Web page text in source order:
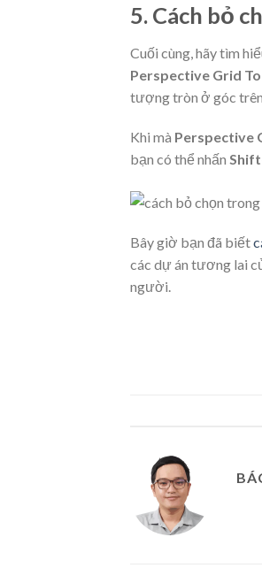
5. Cách bỏ
Cuối cùng, hãy tìm
Perspective Grid
tượng tròn ở góc trên
Khi mà Perspective
bạn có thể nhấn
Bây giờ bạn đã biết
các dự án tương lai
người.